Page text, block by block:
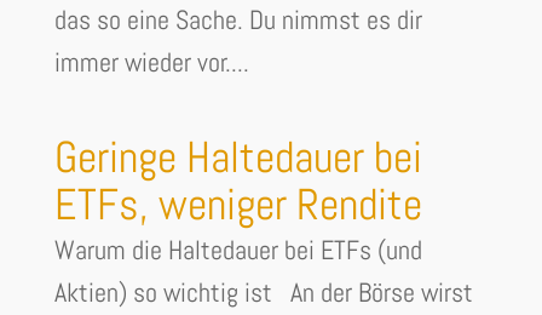
das so eine Sache. Du nimmst es dir
immer wieder vor....
Geringe Haltedauer bei
ETFs, weniger Rendite
Warum die Haltedauer bei ETFs (und
Aktien) so wichtig ist An der Börse wirst